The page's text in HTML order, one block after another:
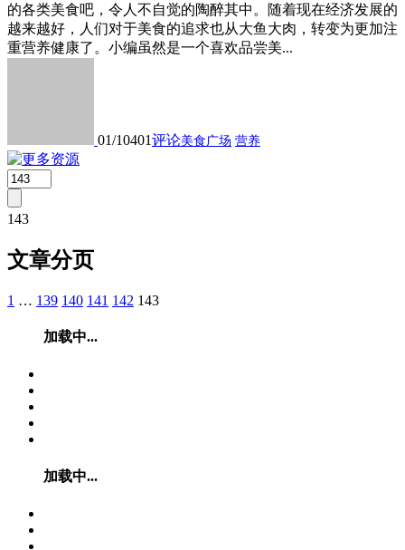
的各类美食吧，令人不自觉的陶醉其中。随着现在经济发展的
越来越好，人们对于美食的追求也从大鱼大肉，转变为更加注
重营养健康了。小编虽然是一个喜欢品尝美...
01/10401评论美食广场 营养
143
文章分页
1 … 139 140 141 142 143
加载中...
加载中...